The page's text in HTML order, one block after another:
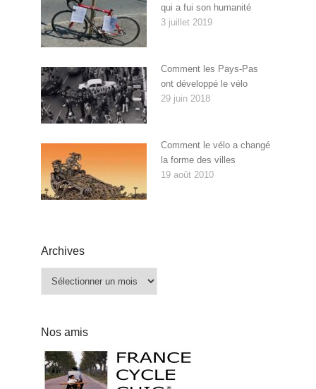
qui a fui son humanité
3 juillet 2019
Comment les Pays-Pas
ont développé le vélo
29 juin 2018
Comment le vélo a changé
la forme des villes
19 août 2010
Archives
Archives
Nos amis